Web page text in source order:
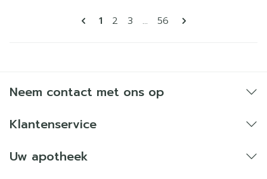
Pagina's
U lees momenteel pagina
1 Pagina
2 Pagina
3 ... Pagina
56
Neem contact met ons op
Klantenservice
Uw apotheek